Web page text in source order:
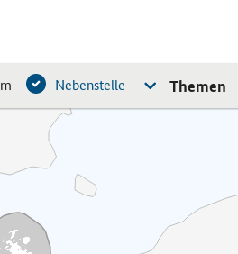
Nebenstelle Themen